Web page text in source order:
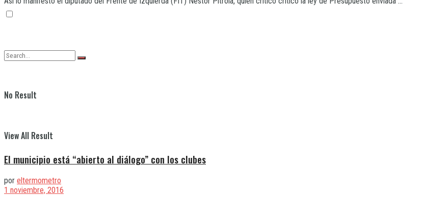
No Result
View All Result
El municipio está “abierto al diálogo” con los clubes
por eltermometro
1 noviembre, 2016